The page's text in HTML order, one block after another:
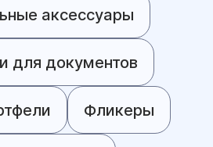
аксессуары
для документов
Фликеры